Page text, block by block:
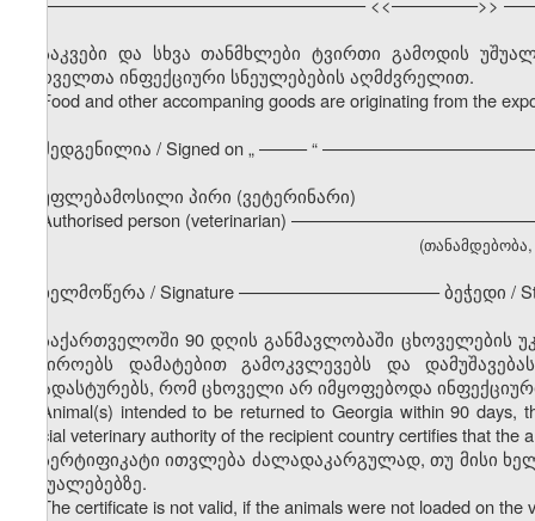
საკვები და სხვა თანმხლები ტვირთი გამოდის
ცხოველთა ინფექციური სნეულებების აღმძვრელით.
Food and other accompaning goods are originating from the
შედგენილია / Signed on„––––– “
უფლებამოსილი პირი (ვეტერინარი)
Authorised person (veterinarian)
ხელმოწერა / Signature ––––––––––––––––––––– ბეჭედი /
საქართველოში 90 დღის განმავლობაში ცხოველების
საჭიროებს დამატებით გამოკვლევებს და
დაადასტურებს, რომ ცხოველი არ იმყოფებოდა
Animal(s) intended to be returned to Georgia within 90
official veterinary authority of the recipient country certifies that
სერტიფიკატი ითვლება ძალადაკარგულად, თუ მისი
საშუალებებზე.
The certificate is not valid, if the animals were not loaded on